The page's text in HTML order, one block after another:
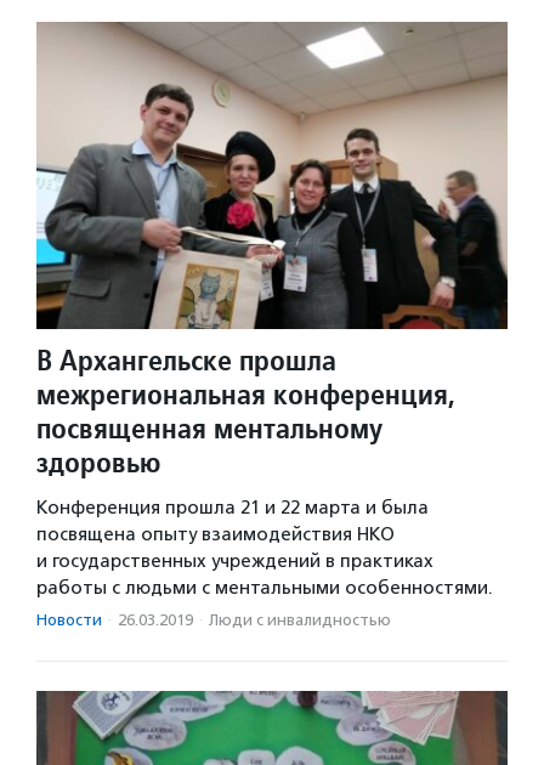
В Архангельске прошла
межрегиональная конференция,
посвященная ментальному
здоровью
Конференция прошла 21 и 22 марта и была
посвящена опыту взаимодействия НКО
и государственных учреждений в практиках
работы с людьми с ментальными особенностями.
Новости · 26.03.2019 · Люди с инвалидностью